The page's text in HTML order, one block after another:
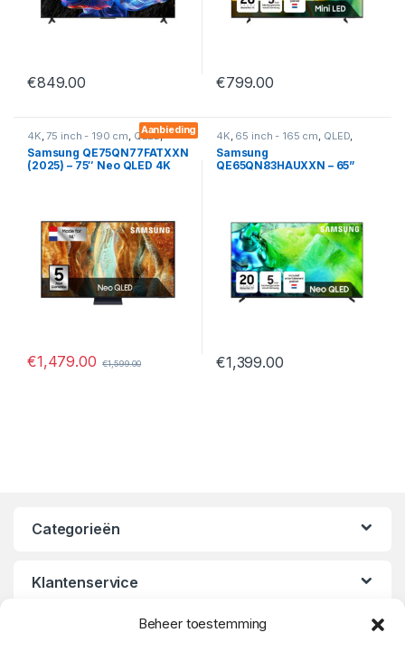
Beheer toestemming
€849.00 €799.00
Aanbieding
4K,75 inch - 190 cm, QLED,
Smart Televisies
Samsung QE75QN77FATXXN
(2025) – 75″ Neo QLED 4K
€1,479.00 €1,599.00
4K, 65 inch - 165 cm, QLED,
Smart
Samsung
QE65QN83HAUXXN – 65”
€1,399.00
Categorieën
Klantenservice